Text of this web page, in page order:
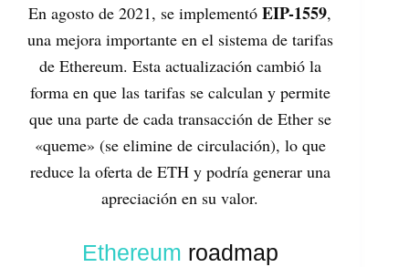
En agosto de 2021, se implementóEIP-1559,
una mejora importante en el sistema de tarifas
de Ethereum. Esta actualización cambió la
forma en que las tarifas se calculan y permite
que una parte de cada transacción de Ether se
«queme» (se elimine de circulación), lo que
reduce la oferta de ETH y podría generar una
apreciación en su valor.
Ethereum roadmap